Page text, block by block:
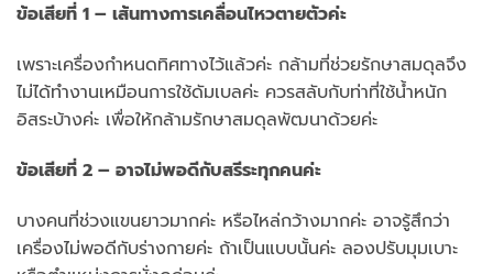
ข้อเสียที่ 1 – เส้นทางการเคลื่อนไหวตายตัวค่ะ
เพราะเครื่องกำหนดทิศทางไว้แล้วค่ะ กล้ามที่ช่วยรักษาสมดุลจึง
ไม่ได้ทำงานเหมือนการใช้ดัมเบลค่ะ ควรสลับกับท่าที่ใช้น้ำหนัก
อิสระบ้างค่ะ เพื่อให้กล้ามรักษาสมดุลพัฒนาด้วยค่ะ
ข้อเสียที่ 2 – อาจไม่พอดีกับสรีระทุกคนค่ะ
บางคนที่ช่วงแขนยาวมากค่ะ หรือไหล่กว้างมากค่ะ อาจรู้สึกว่า
เครื่องไม่พอดีกับร่างกายค่ะ ถ้าเป็นแบบนั้นค่ะ ลองปรับมุมเบาะ